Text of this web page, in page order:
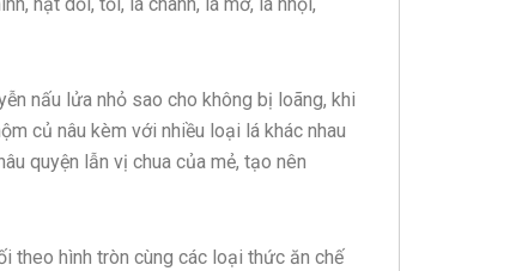
nấu lửa nhỏ sao cho không bị loãng, khi
củ nâu kèm với nhiều loại lá khác nhau
quyện lẫn vị chua của mẻ, tạo nên
theo hình tròn cùng các loại thức ăn chế